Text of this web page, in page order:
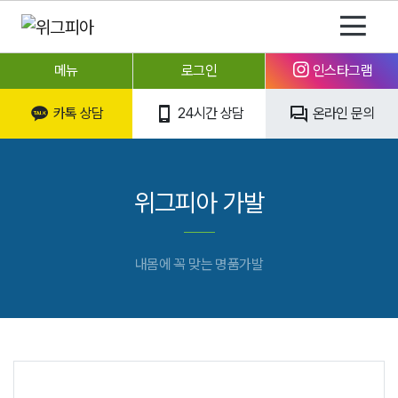
메뉴 로그인 인스타그램
카톡 상담 24시간 상담 온라인 문의
위그피아 가발
내몸에 꼭 맞는 명품가발